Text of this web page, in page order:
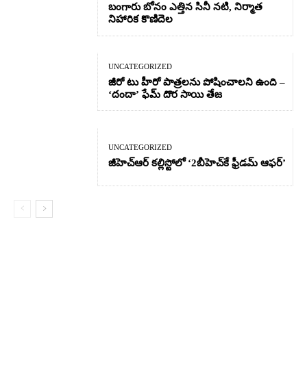
బంగారు బోనం ఎత్తిన సినీ నటి, నిర్మాత
నిహారిక కొణిదెల
UNCATEGORIZED
జీరో టు హీరో పాత్రలను పోషించాలని ఉంది –
‘దందా’ ఫేమ్ దొర సాయి తేజ
UNCATEGORIZED
జీహెచ్ఆర్‌ కల్లిస్టోలో ‘2బీహెచ్‌కే ఫ్రీడమ్ ఆఫర్’